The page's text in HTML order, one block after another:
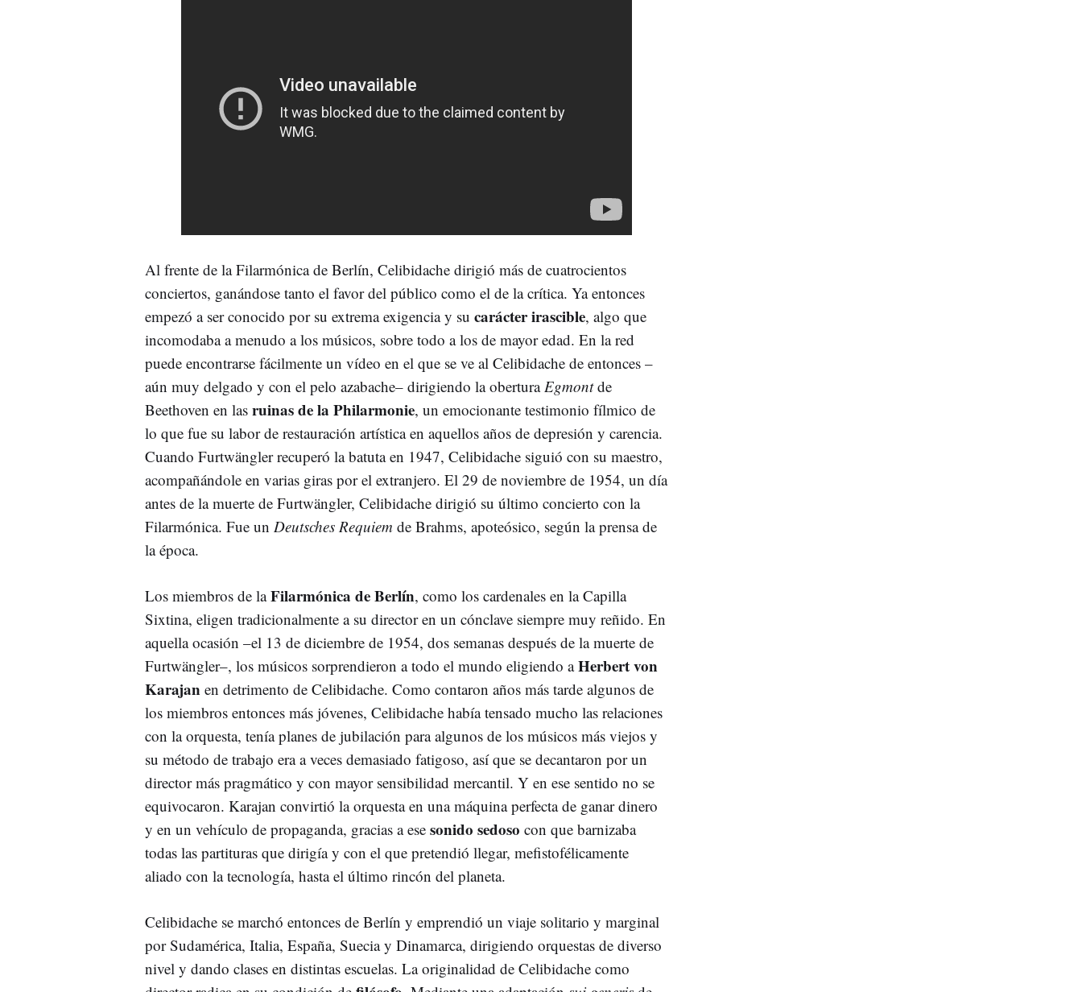
Al frente de la Filarmónica de Berlín, Celibidache dirigió más de cuatrocientos
conciertos, ganándose tanto el favor del público como el de la crítica. Ya entonces
empezó a ser conocido por su extrema exigencia y su carácter irascible, algo que
incomodaba a menudo a los músicos, sobre todo a los de mayor edad. En la red
puede encontrarse fácilmente un vídeo en el que se ve al Celibidache de entonces –
aún muy delgado y con el pelo azabache– dirigiendo la obertura Egmontde
Beethoven en las ruinas de la Philarmonie, un emocionante testimonio fílmico de
lo que fue su labor de restauración artística en aquellos años de depresión y carencia.
Cuando Furtwängler recuperó la batuta en 1947, Celibidache siguió con su maestro,
acompañándole en varias giras por el extranjero. El 29 de noviembre de 1954, un día
antes de la muerte de Furtwängler, Celibidache dirigió su último concierto con la
Filarmónica. Fue un Deutsches Requiem de Brahms, apoteósico, según la prensa de
la época.
Los miembros de laFilarmónica de Berlín, como los cardenales en la Capilla
Sixtina, eligen tradicionalmente a su director en un cónclave siempre muy reñido. En
aquella ocasión –el 13 de diciembre de 1954, dos semanas después de la muerte de
Furtwängler–, los músicos sorprendieron a todo el mundo eligiendo aHerbert von
Karajan en detrimento de Celibidache. Como contaron años más tarde algunos de
los miembros entonces más jóvenes, Celibidache había tensado mucho las relaciones
con la orquesta, tenía planes de jubilación para algunos de los músicos más viejos y
su método de trabajo era a veces demasiado fatigoso, así que se decantaron por un
director más pragmático y con mayor sensibilidad mercantil. Y en ese sentido no se
equivocaron. Karajan convirtió la orquesta en una máquina perfecta de ganar dinero
y en un vehículo de propaganda, gracias a ese sonido sedoso con que barnizaba
todas las partituras que dirigía y con el que pretendió llegar, mefistofélicamente
aliado con la tecnología, hasta el último rincón del planeta.
Celibidache se marchó entonces de Berlín y emprendió un viaje solitario y marginal
por Sudamérica, Italia, España, Suecia y Dinamarca, dirigiendo orquestas de diverso
nivel y dando clases en distintas escuelas. La originalidad de Celibidache como